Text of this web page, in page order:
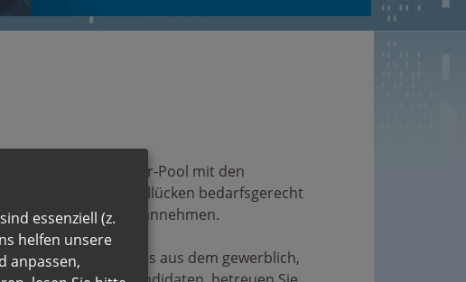
einen Mitarbeiter-Pool mit den
sich viele Personallücken bedarfsgerecht
größere Aufträge annehmen.
Mitarbeiter, sei es aus dem gewerblich,
essenziell (z.
helfen unsere
anpassen,